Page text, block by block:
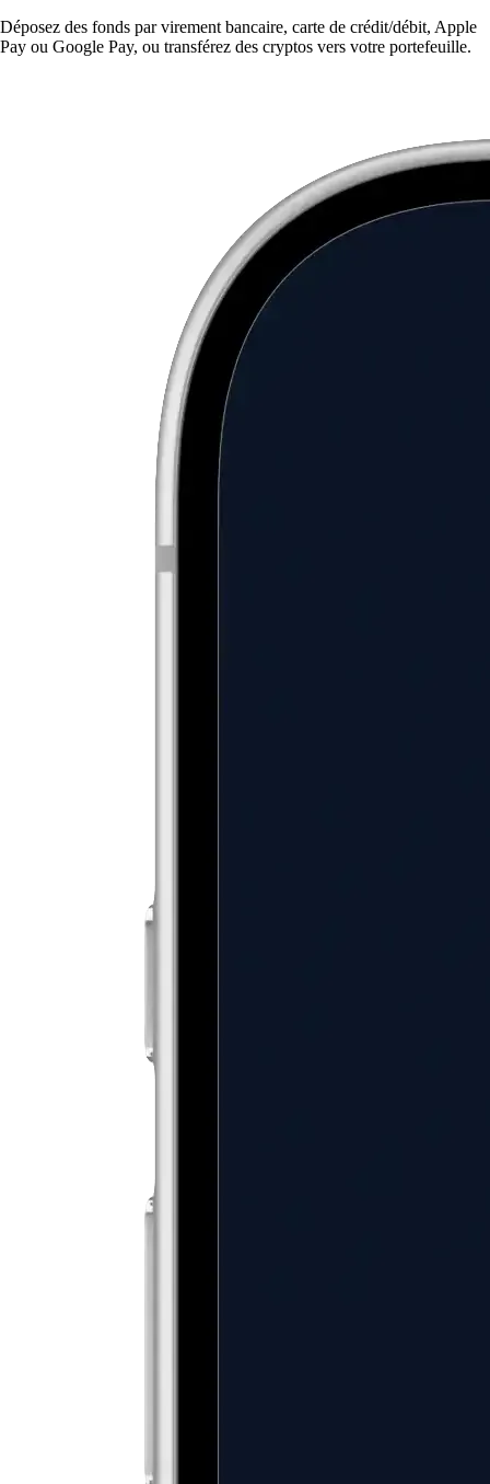
Déposez des fonds par virement bancaire, carte de crédit/débit, Apple
Pay ou Google Pay, ou transférez des cryptos vers votre portefeuille.